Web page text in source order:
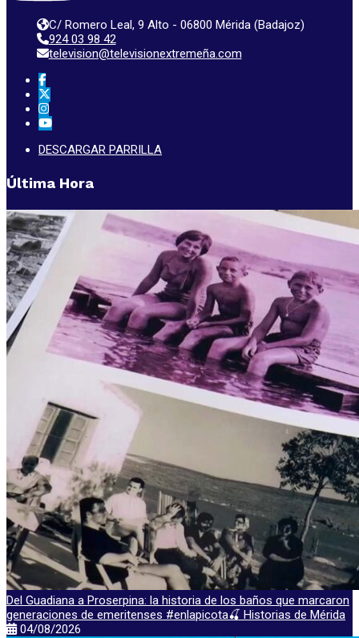
C/ Romero Leal, 9 Alto - 06800 Mérida (Badajoz)
924 03 98 42
television@televisionextremeña.com
DESCARGAR PARRILLA
Última Hora
Del Guadiana a Proserpina: la historia de los baños que marcaron
generaciones de emeritenses #enlapicota🍒 Historias de Mérida
04/08/2026